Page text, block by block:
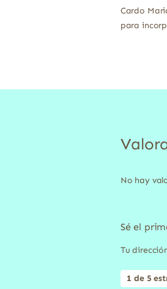
Cardo
para
No hay
Sé el
Tu
1 de 5